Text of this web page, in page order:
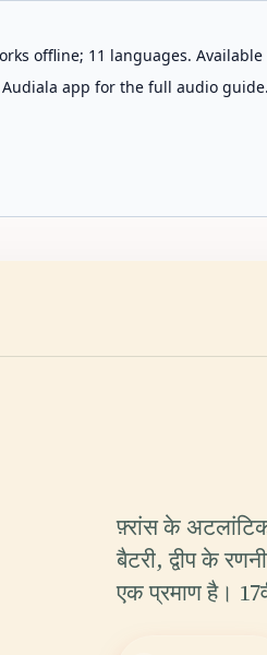
offline; 11 languages.
app for the full audio guide.
फ़्रांस के
बैटरी, द्वीप के
एक प्रमाण है।